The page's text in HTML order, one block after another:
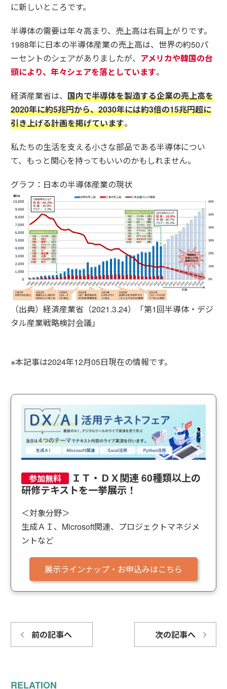
に新しいところです。
半導体の需要は年々高まり、売上高は右肩上がりです。
1988年に日本の半導体産業の売上高は、世界の約50パ
ーセントのシェアがありましたが、 アメリカや韓国の台
頭により、年々シェアを落としています。
経済産業省は、国内で半導体を製造する企業の売上高を
2020年に約5兆円から、2030年には約3倍の15兆円超に
引き上げる計画を掲げています。
私たちの生活を支える小さな部品である半導体につい
て、もっと関心を持ってもいいのかもしれません。
グラフ：日本の半導体産業の現状
（出典）経済産業省（2021.3.24）「第1回半導体・デジ
タル産業戦略検討会議」
※本記事は2024年12月05日現在の情報です。
ＩＴ・ＤＸ関連 60種類以上の
研修テキストを一挙展示！
＜対象分野＞
生成ＡＩ、Microsoft関連、プロジェクトマネジメ
ントなど
展示ラインナップ・お申込みはこちら
前の記事へ 次の記事へ